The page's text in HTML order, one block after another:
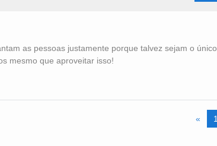
as pessoas justamente porque talvez sejam o único
mesmo que aproveitar isso!
« 1